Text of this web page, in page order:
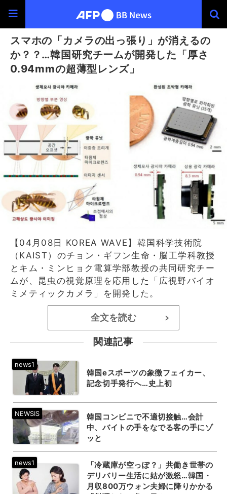
スマホの「カメラの出っ張り」が消えるの
か？？…韓国研究チームが開発した「厚さ
0.94mmの超薄型レンズ」
【04月08日 KOREA WAVE】韓国科学技術院
（KAIST）のチョン・ギフン生命・脳工学科教授
とキム・ミンヒョク電算学部教授の共同研究チー
ムが、昆虫の視覚原理を応用した「広視野バイオ
ミメティックカメラ」を開発した。
全文を読む >
関連記事
韓国eスポーツの象徴フェイカー、
記念切手発行へ…史上初
韓国コンビニで不適切接触…会計
中、バイトの手をなでる客の手にゾ
ッと
「冷蔵庫が空っぽ？」共働き世帯の
デリバリー生活に姑が激怒…韓国・
月収800万ウォン夫婦に降りかかる